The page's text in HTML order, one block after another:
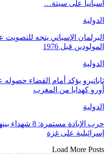
اسبانيا على سبتة…
الدولية
البرلمان الإسباني يتجه
المولودين قبل 1976
الدولية
أورو كهدايا من المغرب
الدولية
حرب الإبادة
إسرائيلية على غزة
Load More Posts